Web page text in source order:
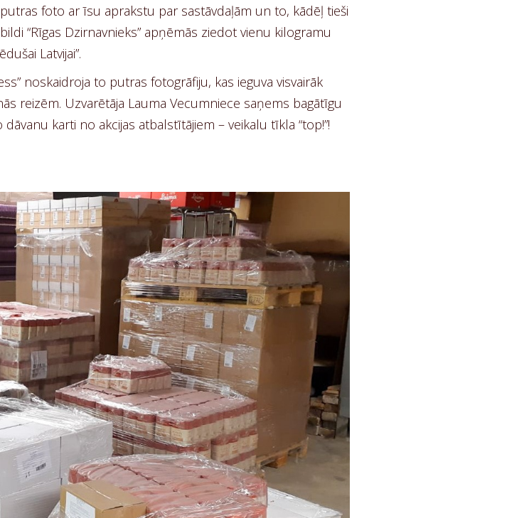
foto ar īsu aprakstu par sastāvdaļām un to, kādēļ tieši
“Rīgas Dzirnavnieks” apņēmās ziedot vienu kilogramu
Latvijai”.
noskaidroja to putras fotogrāfiju, kas ieguva visvairāk
reizēm. Uzvarētāja Lauma Vecumniece saņems bagātīgu
karti no akcijas atbalstītājiem – veikalu tīkla “top!”!